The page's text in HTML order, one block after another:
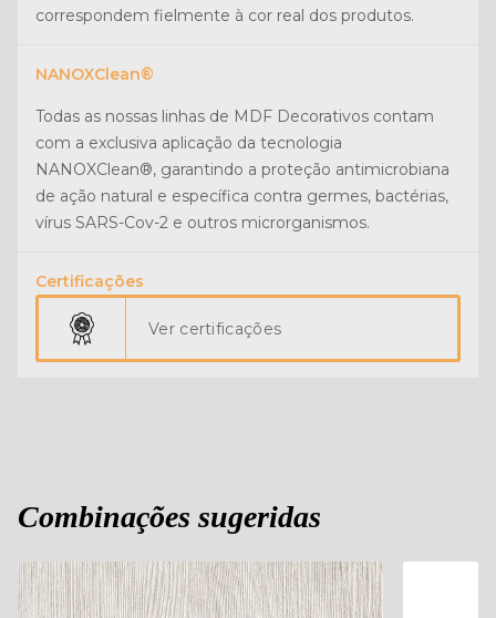
correspondem fielmente à cor real dos produtos.
NANOXClean®
Todas as nossas linhas de MDF Decorativos contam
com a exclusiva aplicação da tecnologia
NANOXClean®, garantindo a proteção antimicrobiana
de ação natural e específica contra germes, bactérias,
vírus SARS-Cov-2 e outros microrganismos.
Certificações
Ver certificações
Combinações sugeridas